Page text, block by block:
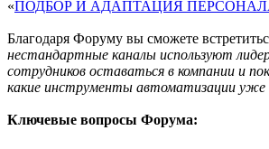
«ПОДБОР И АДАПТАЦИЯ
Благодаря Форуму вы сможете
нестандартные каналы используют
сотрудников оставаться в компании и
какие инструменты автоматизации уже
Ключевые вопросы Форума: